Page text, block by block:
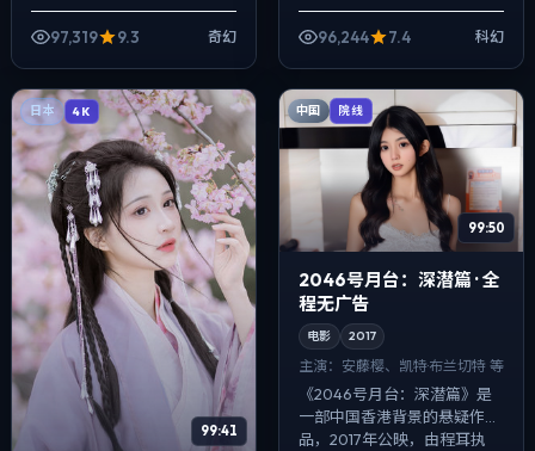
2023年公映，由新海诚执
导，张子枫、菅田将晖、咏梅
97,319 9.3 奇幻
公映，由贾樟柯执导，菅田将
晖、金高银、肖央等主演。以
96,244 7.4 科幻
日本 4K
99:41
中国 院线
99:50
2046号月台：深潜篇 · 全
程无广告
电影 2017
主演： 安藤樱、凯特·布兰切特 等
《2046号月台：深潜篇》是
一部中国香港背景的悬疑作
品，2017年公映，由程耳执